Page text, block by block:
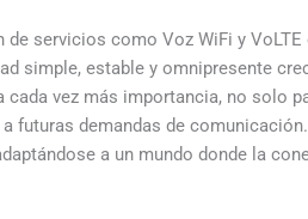
servicios como Voz WiFi y VoLTE
simple, estable y omnipresente
vez más importancia, no solo
futuras demandas de
a un mundo donde la